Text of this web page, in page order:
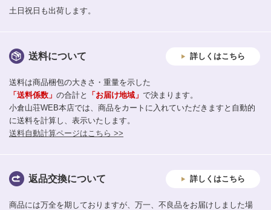
土日祝日も出荷します。
送料について 詳しくはこちら
送料は商品梱包の大きさ・重量を示した
「送料係数」 の合計と 「お届け地域」 で決まります。
小倉山荘WEB本店では、商品をカートに入れていただきますと自動的
に送料を計算し、表示いたします。
送料自動計算ページはこちら >>
返品交換について 詳しくはこちら
商品には万全を期しておりますが、万一、不良品をお届けしました場